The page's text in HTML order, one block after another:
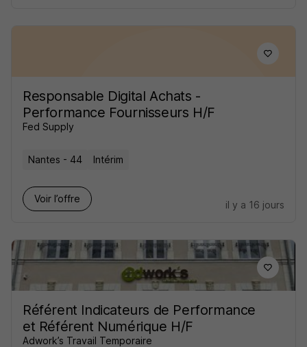
Responsable Digital Achats -
Performance Fournisseurs H/F
Fed Supply
Nantes - 44 Intérim
Voir l’offre
il y a 16 jours
Référent Indicateurs de Performance
et Référent Numérique H/F
Adwork’s Travail Temporaire